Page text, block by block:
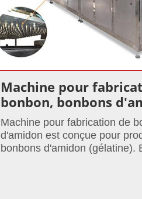
Machine pour
bonbon, bonbons
Machine pour fabrication de
d'amidon est conçue pour
bonbons d'amidon (gélatine).